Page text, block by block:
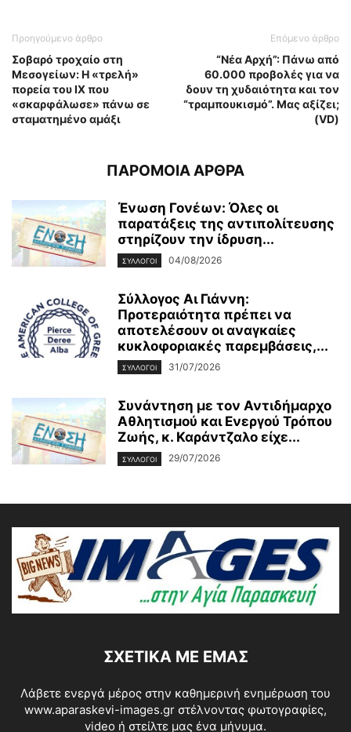
Προηγούμενο άρθρο
Σοβαρό τροχαίο στη
Μεσογείων: Η «τρελή»
πορεία του ΙΧ που
«σκαρφάλωσε» πάνω σε
σταματημένο αμάξι
Επόμενο άρθρο
“Νέα Αρχή”: Πάνω από
60.000 προβολές για να
δουν τη χυδαιότητα και τον
“τραμπουκισμό”. Μας αξίζει;
(VD)
ΠΑΡΟΜΟΙΑ ΑΡΘΡΑ
Ένωση Γονέων: Όλες οι
παρατάξεις της αντιπολίτευσης
στηρίζουν την ίδρυση...
ΣΥΛΛΟΓΟΙ 04/08/2026
Σύλλογος Αι Γιάννη:
Προτεραιότητα πρέπει να
αποτελέσουν οι αναγκαίες
κυκλοφοριακές παρεμβάσεις,...
ΣΥΛΛΟΓΟΙ 31/07/2026
Συνάντηση με τον Αντιδήμαρχο
Αθλητισμού και Ενεργού Τρόπου
Ζωής, κ. Καράντζαλο είχε...
ΣΥΛΛΟΓΟΙ 29/07/2026
ΣΧΕΤΙΚΆ ΜΕ ΕΜΆΣ
Λάβετε ενεργά μέρος στην καθημερινή ενημέρωση του
www.aparaskevi-images.gr στέλνοντας φωτογραφίες,
video ή στείλτε μας ένα μήνυμα.